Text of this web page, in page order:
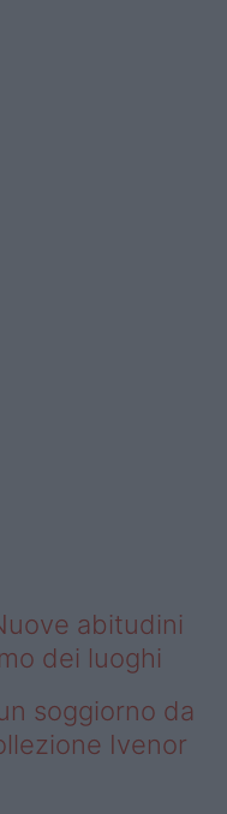
abitudini
dei luoghi
soggiorno da
Ivenor